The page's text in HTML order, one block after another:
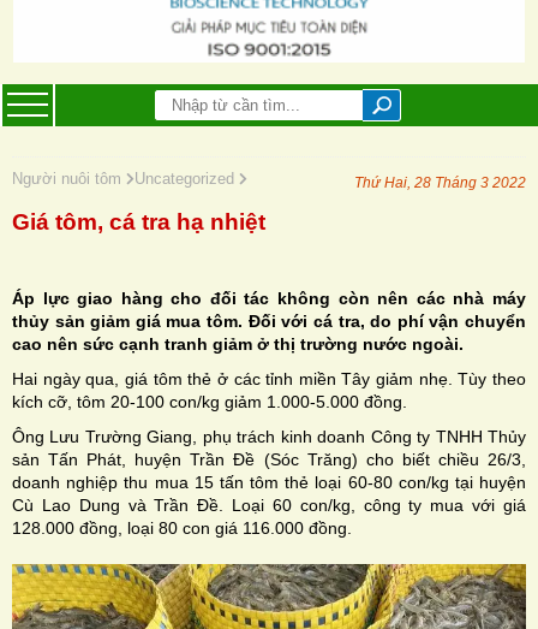
Người nuôi tôm Uncategorized Thứ Hai, 28 Tháng 3 2022
Giá tôm, cá tra hạ nhiệt
Áp lực giao hàng cho đối tác không còn nên các nhà máy
thủy sản giảm giá mua tôm. Đối với cá tra, do phí vận chuyển
cao nên sức cạnh tranh giảm ở thị trường nước ngoài.
Hai ngày qua, giá tôm thẻ ở các tỉnh miền Tây giảm nhẹ. Tùy theo
kích cỡ, tôm 20-100 con/kg giảm 1.000-5.000 đồng.
Ông Lưu Trường Giang, phụ trách kinh doanh Công ty TNHH Thủy
sản Tấn Phát, huyện Trần Đề (Sóc Trăng) cho biết chiều 26/3,
doanh nghiệp thu mua 15 tấn tôm thẻ loại 60-80 con/kg tại huyện
Cù Lao Dung và Trần Đề. Loại 60 con/kg, công ty mua với giá
128.000 đồng, loại 80 con giá 116.000 đồng.